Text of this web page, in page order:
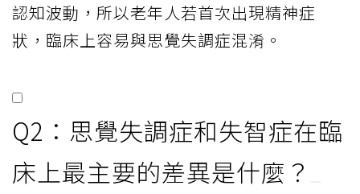
認知波動，所以老年人若首次出現精神症
狀，臨床上容易與思覺失調症混淆。
Q2：思覺失調症和失智症在臨
床上最主要的差異是什麼？